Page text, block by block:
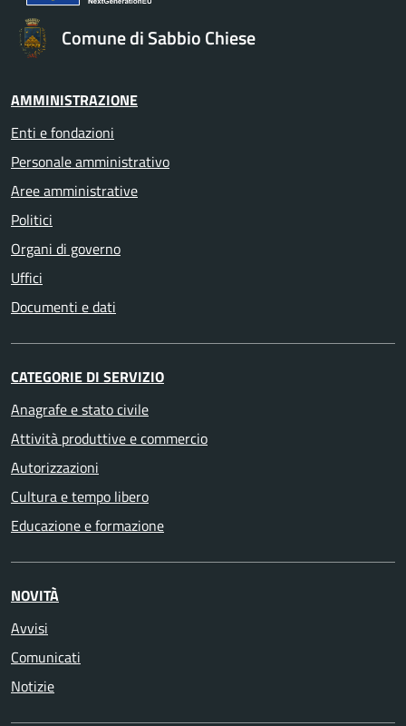
Comune di Sabbio Chiese
AMMINISTRAZIONE
Enti e fondazioni
Personale amministrativo
Aree amministrative
Politici
Organi di governo
Uffici
Documenti e dati
CATEGORIE DI SERVIZIO
Anagrafe e stato civile
Attività produttive e commercio
Autorizzazioni
Cultura e tempo libero
Educazione e formazione
NOVITÀ
Avvisi
Comunicati
Notizie